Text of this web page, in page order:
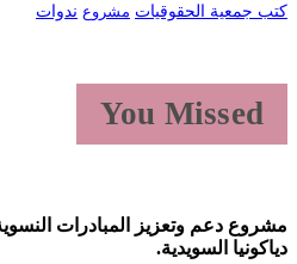
جمعية الحقوقيات مشروع ندوات
You Missed
دعم وتعزيز المبادرات النسوية
السويدية.